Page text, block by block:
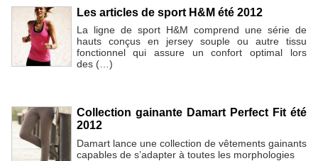
Les articles de sport H&M été 2012
La ligne de sport H&M comprend une série de
hauts conçus en jersey souple ou autre tissu
fonctionnel qui assure un confort optimal lors
des (…)
Collection gainante Damart Perfect Fit été
2012
Damart lance une collection de vêtements gainants
capables de s’adapter à toutes les morphologies